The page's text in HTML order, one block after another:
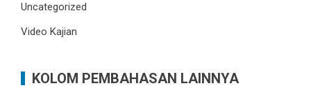
Uncategorized
Video Kajian
KOLOM PEMBAHASAN LAINNYA